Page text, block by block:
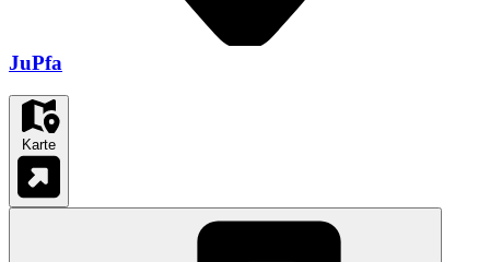
JuPfa